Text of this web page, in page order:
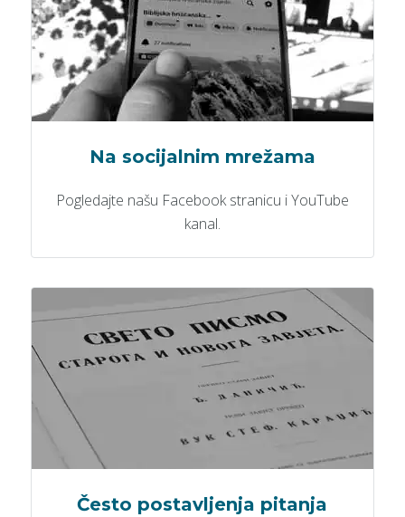
Na socijalnim mrežama
Pogledajte našu Facebook stranicu i YouTube
kanal.
Često postavljenja pitanja